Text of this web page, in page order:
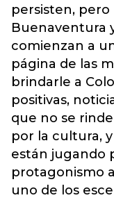
persisten,
Buenaventura
comienzan a
página de las
brindarle a
positivas,
que no se
por la cultura,
están jugando
protagonismo
uno de los